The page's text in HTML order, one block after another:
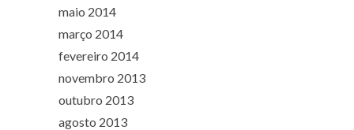
maio 2014
março 2014
fevereiro 2014
novembro 2013
outubro 2013
agosto 2013